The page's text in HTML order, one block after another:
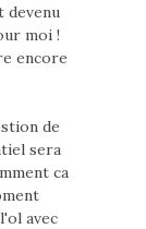
devenu
moi !
encore
de
sera
ca
avec